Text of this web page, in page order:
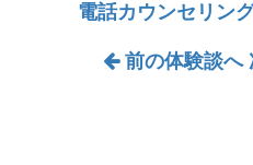
電話カウンセリン
前の体験談へ